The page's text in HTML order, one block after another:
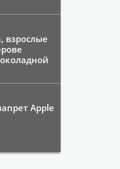
взрослые
Apple